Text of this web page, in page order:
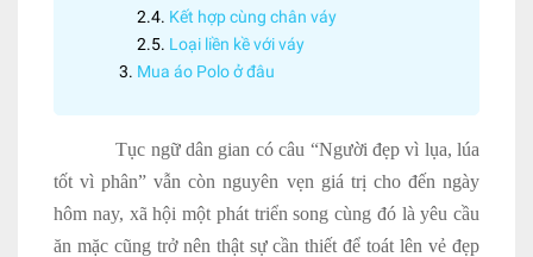
Kết hợp cùng chân váy
Loại liền kề với váy
Mua áo Polo ở đâu
Tục ngữ dân gian có câu “Người đẹp vì lụa, lúa
tốt vì phân” vẫn còn nguyên vẹn giá trị cho đến ngày
hôm nay, xã hội một phát triển song cùng đó là yêu cầu
ăn mặc cũng trở nên thật sự cần thiết để toát lên vẻ đẹp